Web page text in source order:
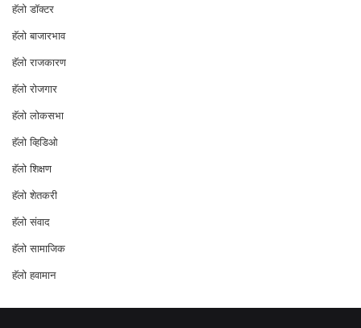
हॅलो डॉक्टर
हॅलो बाजारभाव
हॅलो राजकारण
⁠हॅलो रोजगार
हॅलो लोकसभा
⁠हॅलो व्हिडिओ
हॅलो शिक्षण
⁠हॅलो शेतकरी
⁠हॅलो संवाद
हॅलो सामाजिक
हॅलो हवामान